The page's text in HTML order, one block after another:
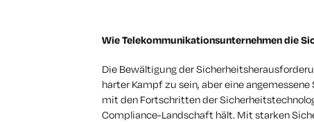
Wie Telekommunikationsunternehmen die
Die Bewältigung der
harter Kampf zu sein, aber eine
mit den Fortschritten der
Compliance-Landschaft hält. Mit starken